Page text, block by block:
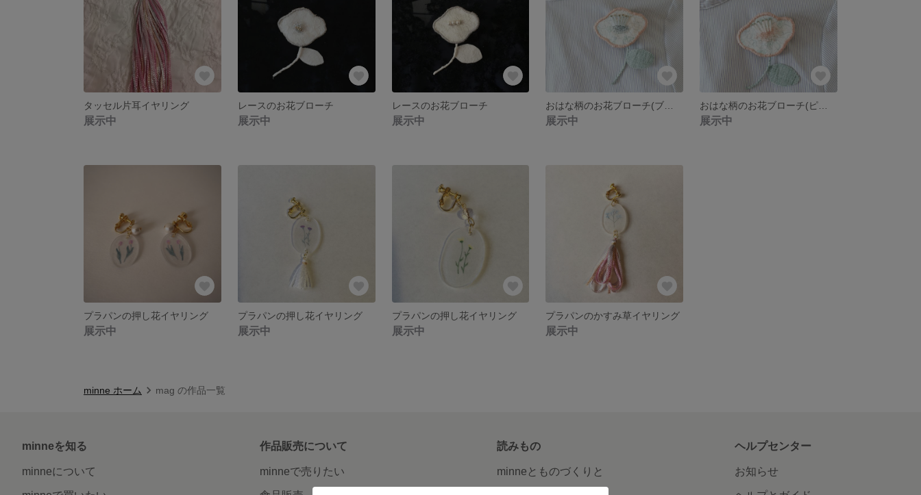
タッセル片耳イヤリング
展示中
レースのお花ブローチ
展示中
レースのお花ブローチ
展示中 展示中 展示中
プラパンの押し花イヤリング
展示中
プラパンの押し花イヤリング
展示中
プラパンの押し花イヤリング
展示中
プラパンのかすみ草イヤリング
展示中
minne ホーム mag の作品一覧
minneを知る
minneについて
作品販売について
minneで売りたい
読みもの
minneとものづくりと
ヘルプセンター
お知らせ